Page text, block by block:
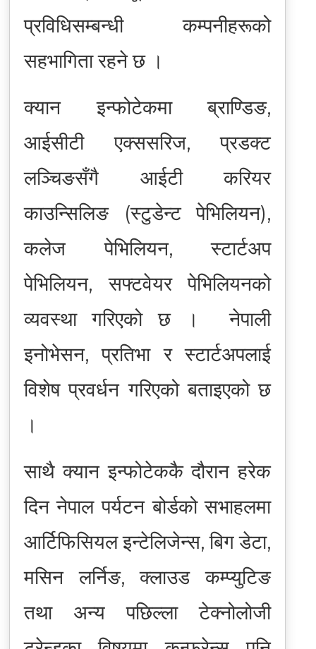
प्रविधिसम्बन्धी कम्पनीहरूको
सहभागिता रहने छ ।
क्यान इन्फोटेकमा ब्राण्डिङ,
आईसीटी एक्ससरिज, प्रडक्ट
लञ्चिङसँगै आईटी करियर
काउन्सिलिङ (स्टुडेन्ट पेभिलियन),
कलेज पेभिलियन, स्टार्टअप
पेभिलियन, सफ्टवेयर पेभिलियनको
व्यवस्था गरिएको छ । नेपाली
इनोभेसन, प्रतिभा र स्टार्टअपलाई
विशेष प्रवर्धन गरिएको बताइएको छ
।
साथै क्यान इन्फोटेककै दौरान हरेक
दिन नेपाल पर्यटन बोर्डको सभाहलमा
आर्टिफिसियल इन्टेलिजेन्स, बिग डेटा,
मसिन लर्निङ, क्लाउड कम्प्युटिङ
तथा अन्य पछिल्ला टेक्नोलोजी